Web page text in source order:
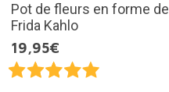
Pot de fleurs en forme de
Frida Kahlo
19,95€